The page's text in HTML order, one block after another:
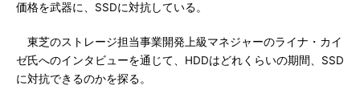
価格を武器に、SSDに対抗している。
東芝のストレージ担当事業開発上級マネジャーのライナ・カイ
ゼ氏へのインタビューを通じて、HDDはどれくらいの期間、SSD
に対抗できるのかを探る。